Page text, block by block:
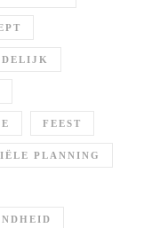
FEEST
PLANNING